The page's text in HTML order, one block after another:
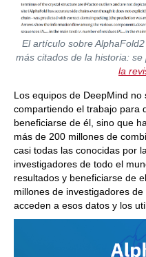
El artículo sobre
más citados de la historia:
la
Los equipos de DeepMind
compartiendo el trabajo para
beneficiarse de él, sino que
más de 200 millones de
casi todas las conocidas por
investigadores de todo el
resultados y beneficiarse de
millones de investigadores
acceden a esos datos y los